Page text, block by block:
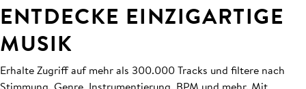
ENTDECKE EINZIGARTIGE
MUSIK
Erhalte Zugriff auf mehr als 300.000 Tracks und filtere nach